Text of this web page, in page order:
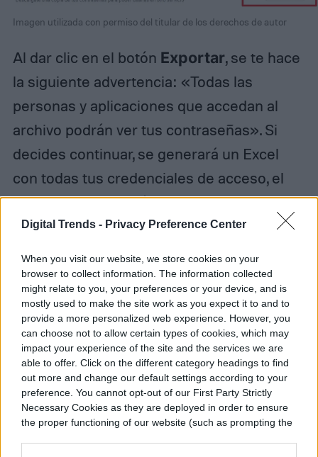
Digital Trends - Privacy Preference Center
When you visit our website, we store cookies on your
browser to collect information. The information collected
might relate to you, your preferences or your device, and is
mostly used to make the site work as you expect it to and to
provide a more personalized web experience. However, you
can choose not to allow certain types of cookies, which may
impact your experience of the site and the services we are
able to offer. Click on the different category headings to find
out more and change our default settings according to your
preference. You cannot opt-out of our First Party Strictly
Necessary Cookies as they are deployed in order to ensure
the proper functioning of our website (such as prompting the
Imagen utilizada con permiso del titular de los derechos de autor
Al dar clic en el botón Exportar, se te hace
la siguiente advertencia: «Todas las
personas y aplicaciones que accedan al
archivo podrán ver tus contraseñas». Si
decides continuar, se generará un Excel
con todas tus credenciales de acceso, el
cual es el que podrás utilizar en otras
plataformas.